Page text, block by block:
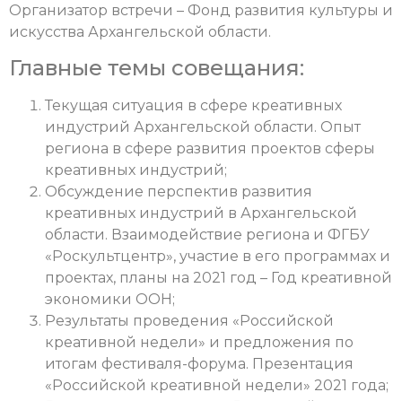
Организатор встречи – Фонд развития культуры и
искусства Архангельской области.
Главные темы совещания:
Текущая ситуация в сфере креативных
индустрий Архангельской области. Опыт
региона в сфере развития проектов сферы
креативных индустрий;
Обсуждение перспектив развития
креативных индустрий в Архангельской
области. Взаимодействие региона и ФГБУ
«Роскультцентр», участие в его программах и
проектах, планы на 2021 год – Год креативной
экономики ООН;
Результаты проведения «Российской
креативной недели» и предложения по
итогам фестиваля-форума. Презентация
«Российской креативной недели» 2021 года;